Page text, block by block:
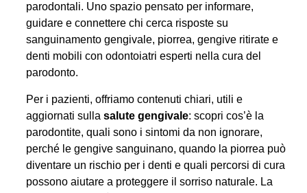
parodontali. Uno spazio pensato per informare,
guidare e connettere chi cerca risposte su
sanguinamento gengivale, piorrea, gengive ritirate e
denti mobili con odontoiatri esperti nella cura del
parodonto.
Per i pazienti, offriamo contenuti chiari, utili e
aggiornati sullasalute gengivale: scopri cos’è la
parodontite, quali sono i sintomi da non ignorare,
perché le gengive sanguinano, quando la piorrea può
diventare un rischio per i denti e quali percorsi di cura
possono aiutare a proteggere il sorriso naturale. La